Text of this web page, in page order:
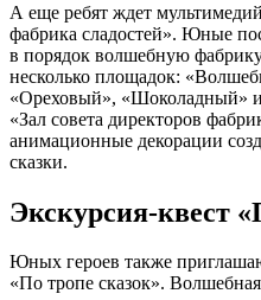
А еще ребят ждет
фабрика сладостей». Юные
в порядок волшебную
несколько площадок:
«Ореховый», «Шоколадный»
«Зал совета директоров
анимационные декорации
сказки.
Экскурсия-квест
Юных героев также
«По тропе сказок».